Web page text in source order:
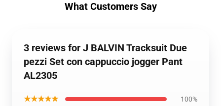
What Customers Say
3 reviews for J BALVIN Tracksuit Due
pezzi Set con cappuccio jogger Pant
AL2305
★★★★★ 100%